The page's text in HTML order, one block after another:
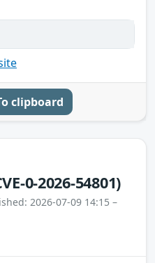
clipboard
0-2026-54801)
2026-07-09 14:15 –